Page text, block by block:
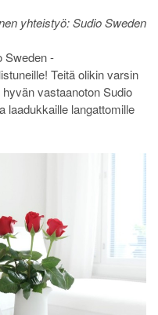
yhteistyö: Sudio Sweden
Sweden -
Teitä olikin varsin
vastaanoton Sudio
laadukkaille langattomille